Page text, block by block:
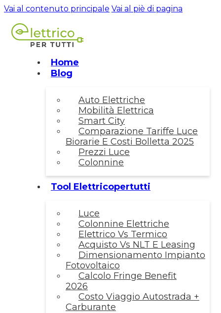
Vai al contenuto principale Vai al piè di pagina
Home
Blog
Auto Elettriche
Mobilità Elettrica
Smart City
Comparazione Tariffe Luce
Biorarie E Costi Bolletta 2025
Prezzi Luce
Colonnine
Tool Elettricopertutti
Luce
Colonnine Elettriche
Elettrico Vs Termico
Acquisto Vs NLT E Leasing
Dimensionamento Impianto
Fotovoltaico
Calcolo Fringe Benefit
2026
Costo Viaggio Autostrada +
Carburante